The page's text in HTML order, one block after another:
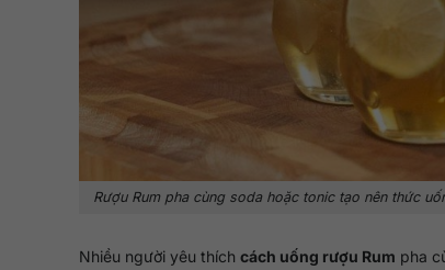
Rượu Rum pha cùng soda hoặc tonic tạo nên thức
Nhiều người yêu thích cách uống rượu Rum pha